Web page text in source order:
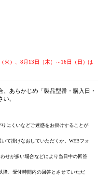
火）、8月13日（木）～16日（日）は
あらかじめ「製品型番・購入日・
。
にくいなどご迷惑をお掛けすることが
て掛けなおしていただくか、WEBフォ
せが多い場合などにより当日中の回答
、受付時間内の回答とさせていただ